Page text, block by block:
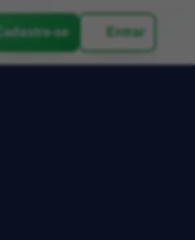
Cadastre-se Entrar